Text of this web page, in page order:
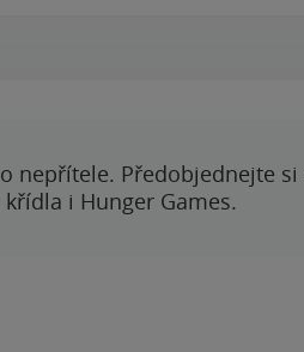
nepřítele. Předobjednejte
i Hunger Games.